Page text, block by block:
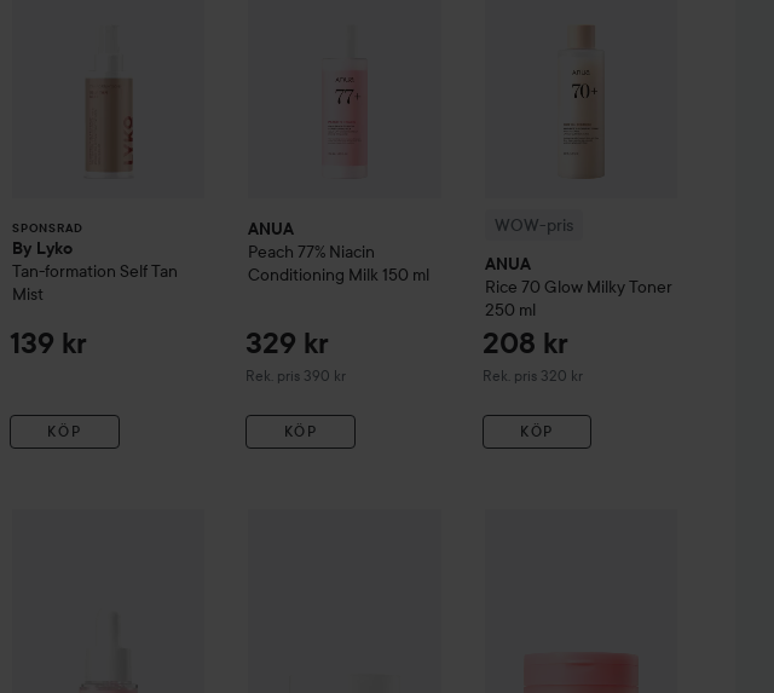
SPONSRAD
By Lyko
Tan-formation Self Tan
Mist
139 kr
KÖP
ANUA
Peach 77% Niacin
Conditioning Milk 150 ml
329 kr
Rek. pris 390 kr
Rekommenderat pris 390 kr
KÖP
WOW-pris
ANUA
Rice 70 Glow Milky Toner
250 ml
208 kr
Rek. pris 320 kr
Rekommenderat pris 320 kr
KÖP